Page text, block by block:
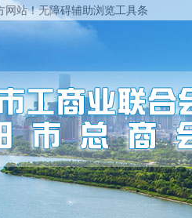
网站！无障碍辅助浏览工具条